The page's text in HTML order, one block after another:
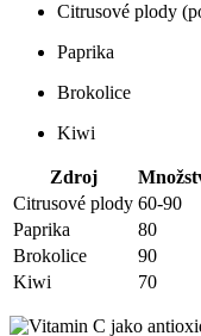
Citrusové plody
Paprika
Brokolice
Kiwi
Zdroj
Citrusové plody 60-90
Paprika
80
Brokolice
90
Kiwi
70